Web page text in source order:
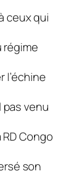
ceux qui
régime
l’échine
pas venu
Congo
son